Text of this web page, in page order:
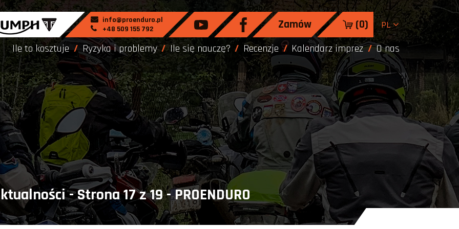
info@proenduro.pl
+48 509 155 792
Zamów (0) PL
Ile to kosztuje Ryzyka i problemy Ile się nauczę? Recenzje Kalendarz imprez O nas
- Strona 17 z 19 - PROENDURO